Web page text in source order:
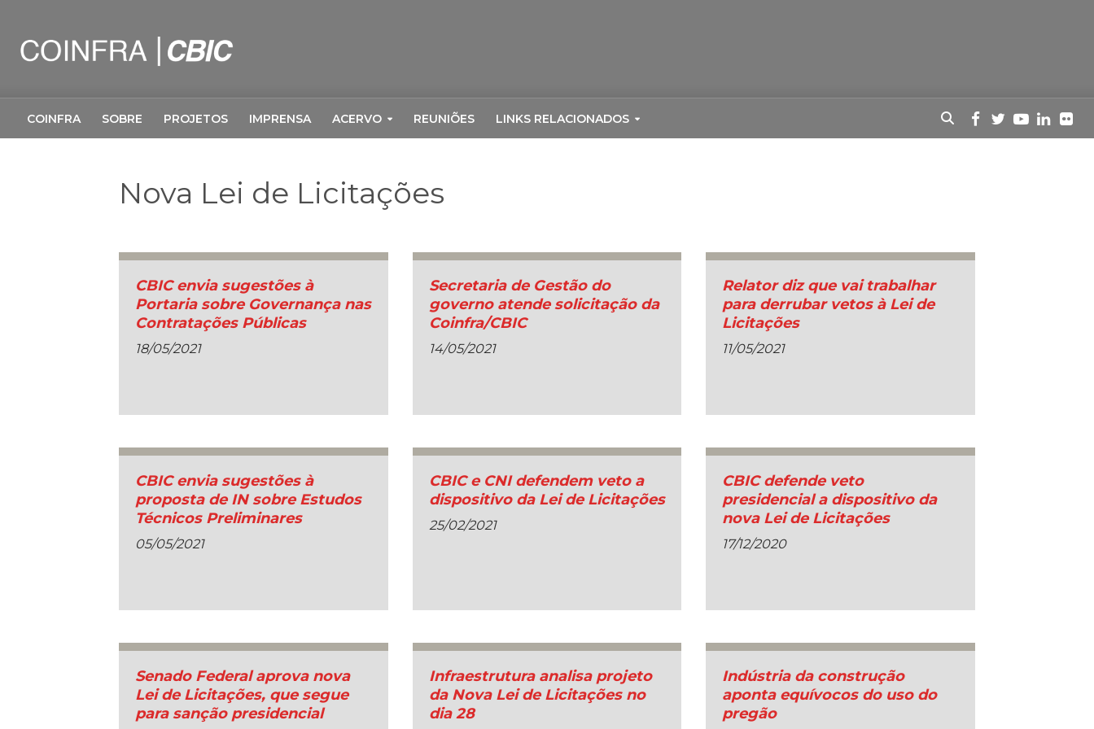
COINFRA SOBRE PROJETOS IMPRENSA ACERVO REUNIÕES LINKS RELACIONADOS
Nova Lei de Licitações
CBIC envia sugestões à
Portaria sobre Governança nas
Contratações Públicas
18/05/2021
Secretaria de Gestão do
governo atende solicitação da
Coinfra/CBIC
14/05/2021
Relator diz que vai trabalhar
para derrubar vetos à Lei de
Licitações
11/05/2021
CBIC envia sugestões à
proposta de IN sobre Estudos
Técnicos Preliminares
05/05/2021
CBIC e CNI defendem veto a
dispositivo da Lei de Licitações
25/02/2021
CBIC defende veto
presidencial a dispositivo da
nova Lei de Licitações
17/12/2020
Senado Federal aprova nova
Lei de Licitações, que segue
para sanção presidencial
Infraestrutura analisa projeto
da Nova Lei de Licitações no
dia 28
Indústria da construção
aponta equívocos do uso do
pregão